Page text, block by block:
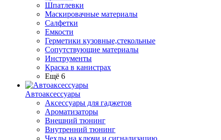
Шпатлевки
Маскировачные материалы
Салфетки
Емкости
Герметики кузовные,стекольные
Сопутствующие материалы
Инструменты
Краска в канистрах
Ещё 6
Автоаксессуары
Аксессуары для гаджетов
Ароматизаторы
Внешний тюнинг
Внутренний тюнинг
Чехлы на ключи и сигнализацию